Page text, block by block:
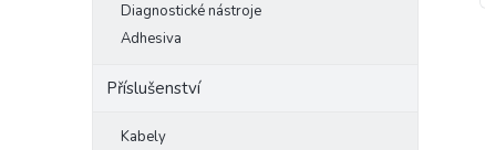
Diagnostické nástroje
Adhesiva
Příslušenství
Kabely